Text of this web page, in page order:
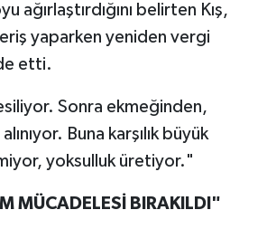
belirten Kış,
yaparken yeniden vergi
etti.
Sonra ekmeğinden,
Buna karşılık büyük
yoksulluk üretiyor."
MÜCADELESİ BIRAKILDI"